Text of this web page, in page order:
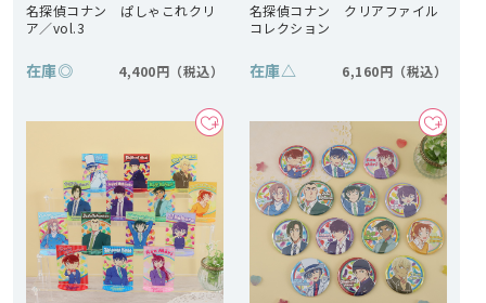
名探偵コナン ぱしゃこれクリ
ア／vol.3
在庫◎ 4,400円
名探偵コナン クリアファイル
コレクション
在庫△ 6,160円